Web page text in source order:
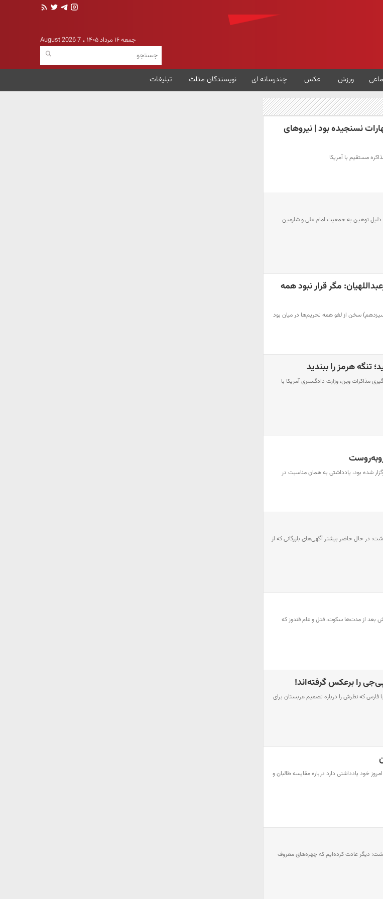
جمعه ۱۶ مرداد ۱۴۰۵ 7 August 2026
ورزش عکس چندرسانه ای نویسندگان مثلث تبلیغات
نسنجیده بود | نیروهای
مستقیم با آمریکا
توهین به جمعیت امام علی و شارمین
مگر قرار نبود همه
سخن از لغو همه تحریم‌ها در میان بود
تنگه هرمز را ببندید
مذاکرات وین، وزارت دادگستری آمریکا با
ایران و ۱+۵ که در بغداد برگزار شده بود، یادداشتی به همان مناسبت در
در حال حاضر بیشتر آگهی‌های بازرگانی که از
بعد از مدت‌ها سکوت، قتل و عام قندوز که
را برعکس گرفته‌اند!
که نظرش را درباره تصمیم عربستان برای
خود یادداشتی دارد درباره مقایسه طالبان و
دیگر عادت کرده‌ایم که چهره‌های معروف